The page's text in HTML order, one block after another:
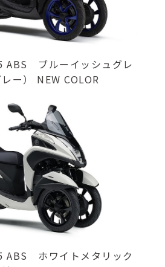
ABS ブルーイッシュグレ
ー） NEW COLOR
ABS ホワイトメタリック